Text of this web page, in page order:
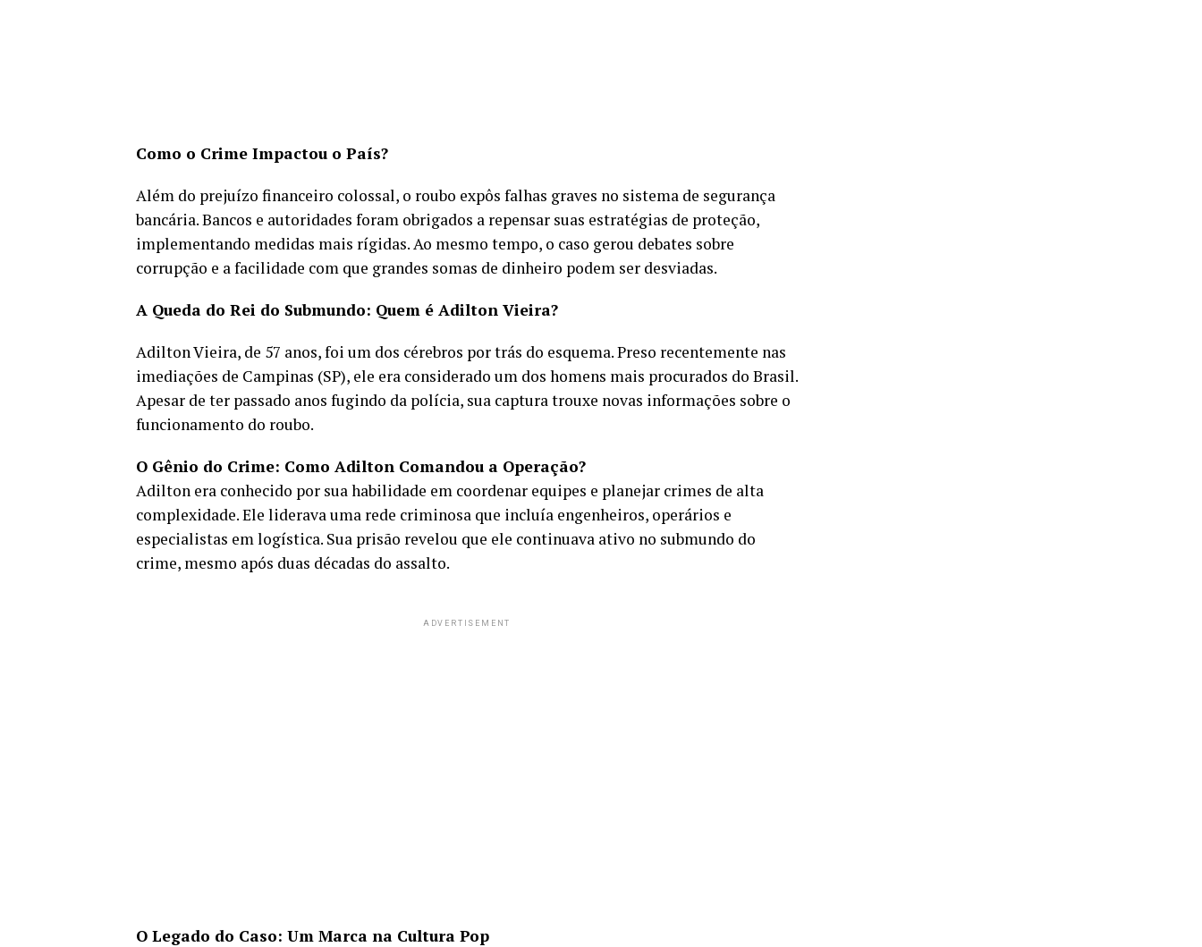
Como o Crime Impactou o País?
Além do prejuízo financeiro colossal, o roubo expôs falhas graves no sistema de segurança
bancária. Bancos e autoridades foram obrigados a repensar suas estratégias de proteção,
implementando medidas mais rígidas. Ao mesmo tempo, o caso gerou debates sobre
corrupção e a facilidade com que grandes somas de dinheiro podem ser desviadas.
A Queda do Rei do Submundo: Quem é Adilton Vieira?
Adilton Vieira, de 57 anos, foi um dos cérebros por trás do esquema. Preso recentemente nas
imediações de Campinas (SP), ele era considerado um dos homens mais procurados do Brasil.
Apesar de ter passado anos fugindo da polícia, sua captura trouxe novas informações sobre o
funcionamento do roubo.
O Gênio do Crime: Como Adilton Comandou a Operação?
Adilton era conhecido por sua habilidade em coordenar equipes e planejar crimes de alta
complexidade. Ele liderava uma rede criminosa que incluía engenheiros, operários e
especialistas em logística. Sua prisão revelou que ele continuava ativo no submundo do
crime, mesmo após duas décadas do assalto.
ADVERTISEMENT
O Legado do Caso: Um Marca na Cultura Pop